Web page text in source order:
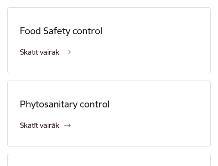
Food Safety control
Skatīt vairāk
Phytosanitary control
Skatīt vairāk